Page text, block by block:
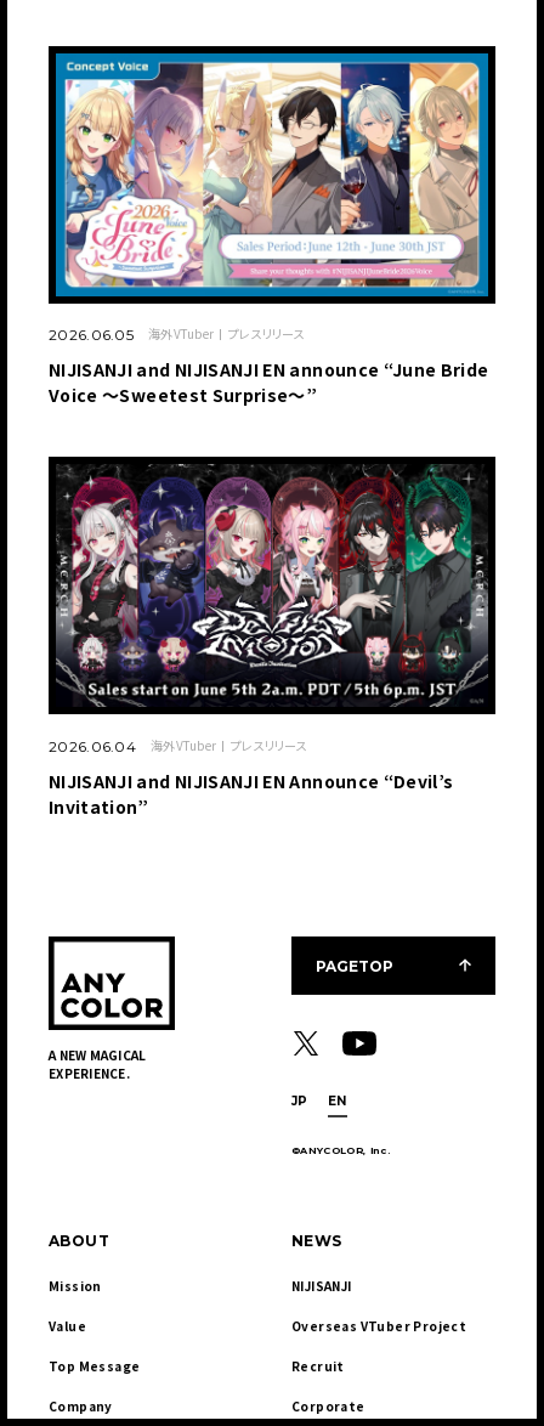
2026.06.05 海外VTuber プレスリリース
NIJISANJI and NIJISANJI EN announce “June Bride
Voice ～Sweetest Surprise～”
2026.06.04 海外VTuber プレスリリース
NIJISANJI and NIJISANJI EN Announce “Devil’s
Invitation”
A NEW MAGICAL
EXPERIENCE.
JP EN
©ANYCOLOR, Inc.
ABOUT
Mission
Value
Top Message
Company
NEWS
NIJISANJI
Overseas VTuber Project
Recruit
Corporate
PAGETOP